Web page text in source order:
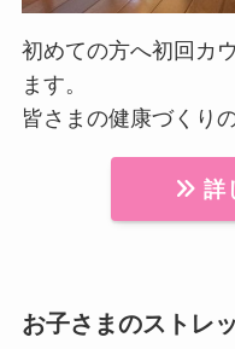
初めての方へ初回カ
ます。
皆さまの健康づくり
詳
お子さまのストレ